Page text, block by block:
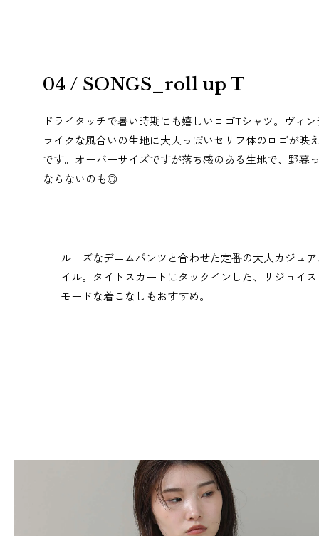
04 / SONGS_roll up T
ドライタッチで暑い時期にも嬉しいロゴTシャツ。ヴィ
ライクな風合いの生地に大人っぽいセリフ体のロゴが映
です。オーバーサイズですが落ち感のある生地で、野暮
ならないのも◎
ルーズなデニムパンツと合わせた定番の大人カジュ
イル。タイトスカートにタックインした、リジョイ
モードな着こなしもおすすめ。